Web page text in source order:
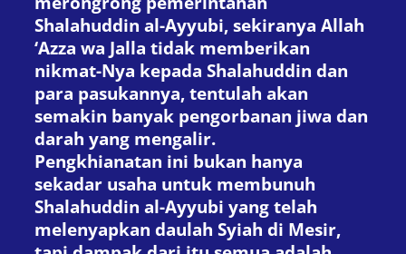
Shalahuddin al-Ayyubi, sekiranya Allah
‘Azza wa Jalla tidak memberikan
nikmat-Nya kepada Shalahuddin dan
para pasukannya, tentulah akan
semakin banyak pengorbanan jiwa dan
darah yang mengalir.
Pengkhianatan ini bukan hanya
sekadar usaha untuk membunuh
Shalahuddin al-Ayyubi yang telah
melenyapkan daulah Syiah di Mesir,